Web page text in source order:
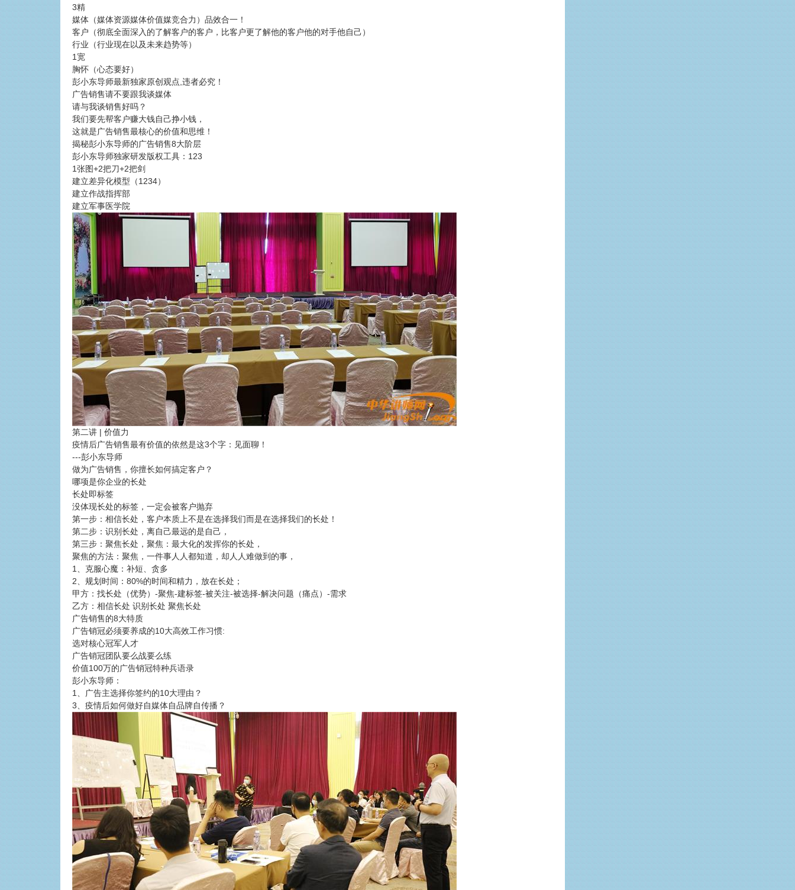
3精
媒体（媒体资源媒体价值媒竞合力）品效合一！
客户（彻底全面深入的了解客户的客户，比客户更了解他的客户他的对手他自己）
行业（行业现在以及未来趋势等）
1宽
胸怀（心态要好）
彭小东导师最新独家原创观点,违者必究！
广告销售请不要跟我谈媒体
请与我谈销售好吗？
我们要先帮客户赚大钱自己挣小钱，
这就是广告销售最核心的价值和思维！
揭秘彭小东导师的广告销售8大阶层
彭小东导师独家研发版权工具：123
1张图+2把刀+2把剑
建立差异化模型（1234）
建立作战指挥部
建立军事医学院
第二讲 | 价值力
疫情后广告销售最有价值的依然是这3个字：见面聊！
---彭小东导师
做为广告销售，你擅长如何搞定客户？
哪项是你企业的长处
长处即标签
没体现长处的标签，一定会被客户抛弃
第一步：相信长处，客户本质上不是在选择我们而是在选择我们的长处！
第二步：识别长处，离自己最远的是自己，
第三步：聚焦长处，聚焦：最大化的发挥你的长处，
聚焦的方法：聚焦，一件事人人都知道，却人人难做到的事，
1、克服心魔：补短、贪多
2、规划时间：80%的时间和精力，放在长处；
甲方：找长处（优势）-聚焦-建标签-被关注-被选择-解决问题（痛点）-需求
乙方：相信长处 识别长处 聚焦长处
广告销售的8大特质
广告销冠必须要养成的10大高效工作习惯:
选对核心冠军人才
广告销冠团队要么战要么练
价值100万的广告销冠特种兵语录
彭小东导师：
1、广告主选择你签约的10大理由？
3、疫情后如何做好自媒体自品牌自传播？